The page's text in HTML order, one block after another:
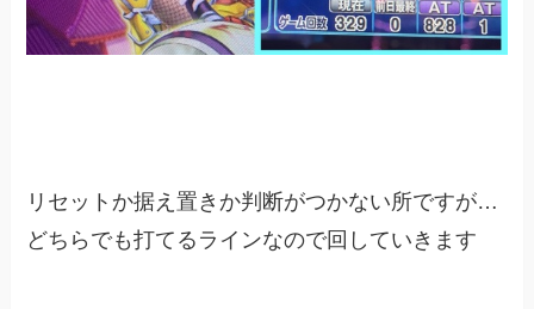
リセットか据え置きか判断がつかない所ですが…
どちらでも打てるラインなので回していきます